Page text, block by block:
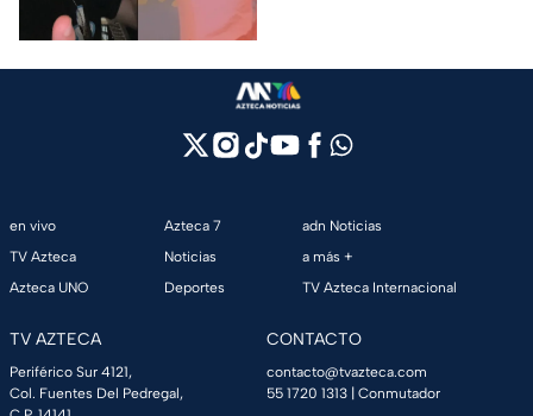
en vivo
TV Azteca
Azteca UNO
Azteca 7
Noticias
Deportes
adn Noticias
a más +
TV Azteca Internacional
TV AZTECA
Periférico Sur 4121,
Col. Fuentes Del Pedregal,
CONTACTO
contacto@tvazteca.com
55 1720 1313 | Conmutador